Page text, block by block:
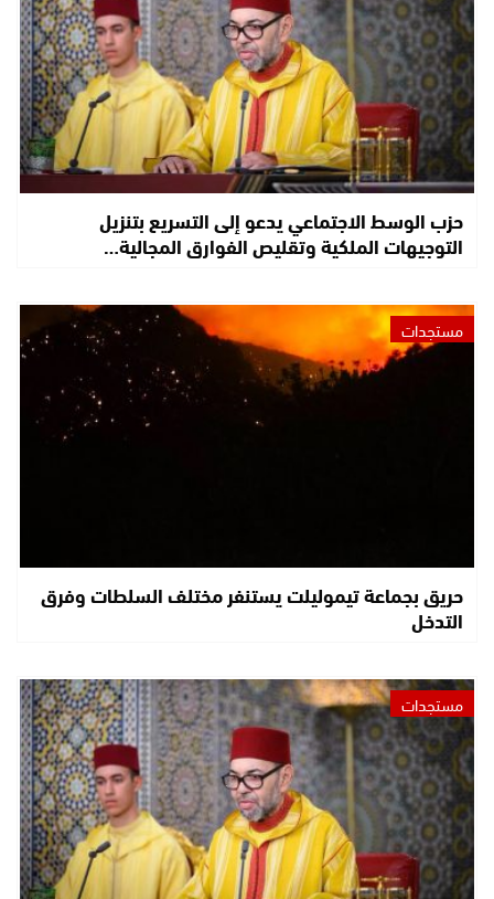
حزب الوسط الاجتماعي يدعو إلى التسريع بتنزيل
التوجيهات الملكية وتقليص الفوارق المجالية…
مستجدات
حريق بجماعة تيموليلت يستنفر مختلف السلطات وفرق
التدخل
مستجدات